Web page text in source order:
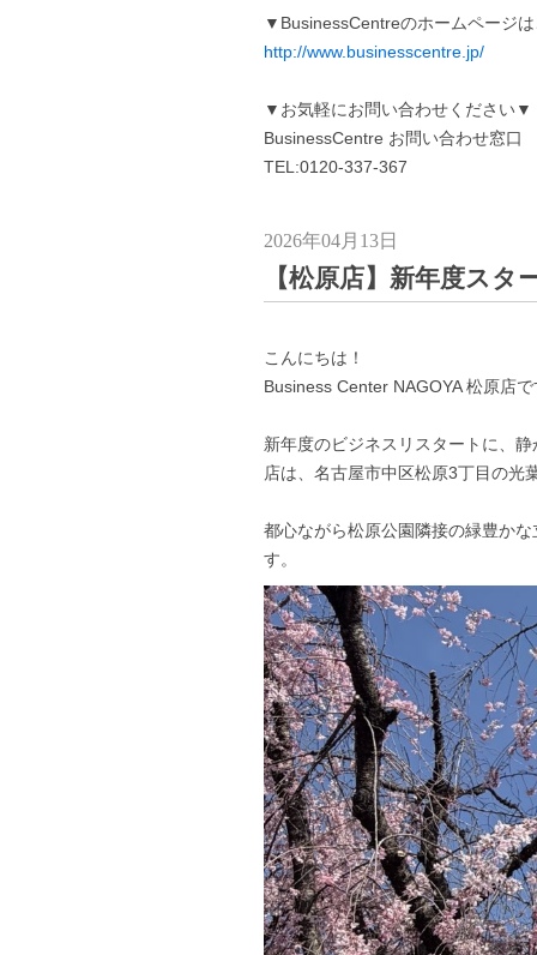
▼BusinessCentreのホームページ
http://www.businesscentre.jp/
▼お気軽にお問い合わせください▼
BusinessCentre お問い合わせ窓口
TEL:0120-337-367
2026年04月13日
【松原店】新年度ス
こんにちは！
Business Center NAGOYA 松原店
新年度のビジネスリスタートに、
店は、名古屋市中区松原3丁目の光
都心ながら松原公園隣接の緑豊か
す。